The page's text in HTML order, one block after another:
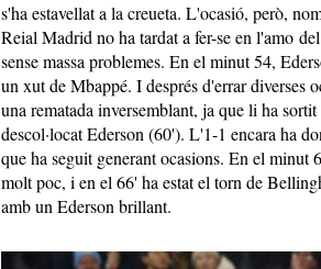
s'ha estavellat a la creueta. L'ocasió, però,
Reial Madrid no ha tardat a fer-se en l'amo
sense massa problemes. En el minut 54,
un xut de Mbappé. I després d'errar diverses
una rematada inversemblant, ja que li ha
descol·locat Ederson (60'). L'1-1 encara ha
que ha seguit generant ocasions. En el minut
molt poc, i en el 66' ha estat el torn de
amb un Ederson brillant.